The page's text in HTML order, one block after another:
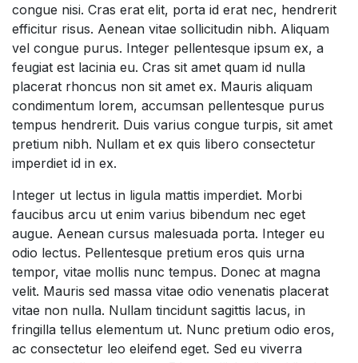
congue nisi. Cras erat elit, porta id erat nec, hendrerit
efficitur risus. Aenean vitae sollicitudin nibh. Aliquam
vel congue purus. Integer pellentesque ipsum ex, a
feugiat est lacinia eu. Cras sit amet quam id nulla
placerat rhoncus non sit amet ex. Mauris aliquam
condimentum lorem, accumsan pellentesque purus
tempus hendrerit. Duis varius congue turpis, sit amet
pretium nibh. Nullam et ex quis libero consectetur
imperdiet id in ex.
Integer ut lectus in ligula mattis imperdiet. Morbi
faucibus arcu ut enim varius bibendum nec eget
augue. Aenean cursus malesuada porta. Integer eu
odio lectus. Pellentesque pretium eros quis urna
tempor, vitae mollis nunc tempus. Donec at magna
velit. Mauris sed massa vitae odio venenatis placerat
vitae non nulla. Nullam tincidunt sagittis lacus, in
fringilla tellus elementum ut. Nunc pretium odio eros,
ac consectetur leo eleifend eget. Sed eu viverra